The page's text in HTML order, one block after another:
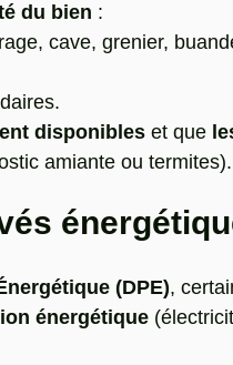
du bien :
cave, grenier,
disponibles et que
amiante ou termites).
(DPE),
énergétique